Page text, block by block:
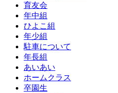
育友会
年中組
ひよこ組
年少組
駐車について
年長組
あいあい
ホームクラス
卒園生